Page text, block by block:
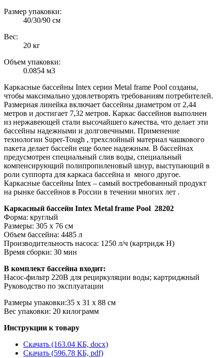
Размер упаковки:
40/30/90 см
Вес:
20 кг
Объем упаковки:
0.0854 м3
Каркасные бассейны Intex серии Metal frame Pool созданы,
чтобы максимально удовлетворять требованиям потребителей.
Размерная линейка включает бассейны диаметром от 2,44
метров и достигает 7,32 метров. Каркас бассейнов выполнен
из нержавеющей стали высочайшего качества, что делает эти
бассейны надежными и долговечными. Применение
технологии Super-Tough , трехслойный материал чашкового
пакета делает бассейн еще более надежным. В бассейнах
предусмотрен специальный слив воды, специальный
компенсирующий полипропиленовый шнур, выступающий в
роли cуппорта для каркаса бассейна и много другое.
Каркасные бассейны Intex – самый востребованный продукт
на рынке бассейнов в России в течении многих лет .
Каркасный бассейн Intex Metal frame Pool 28202
Форма: круглый
Размеры: 305 x 76 см
Объем бассейна: 4485 л
Производительность насоса: 1250 л/ч (картридж Н)
Время сборки: 30 мин
В комплект бассейна входит:
Насос-фильтр 220В для рециркуляции воды; картриджный
Руководство по эксплуатации
Размеры упаковки:35 х 31 х 88 см
Вес упаковки: 20 килограмм
Инструкции к товару
Скачать (163.04 КБ, docx)
Скачать (596.78 КБ, pdf)